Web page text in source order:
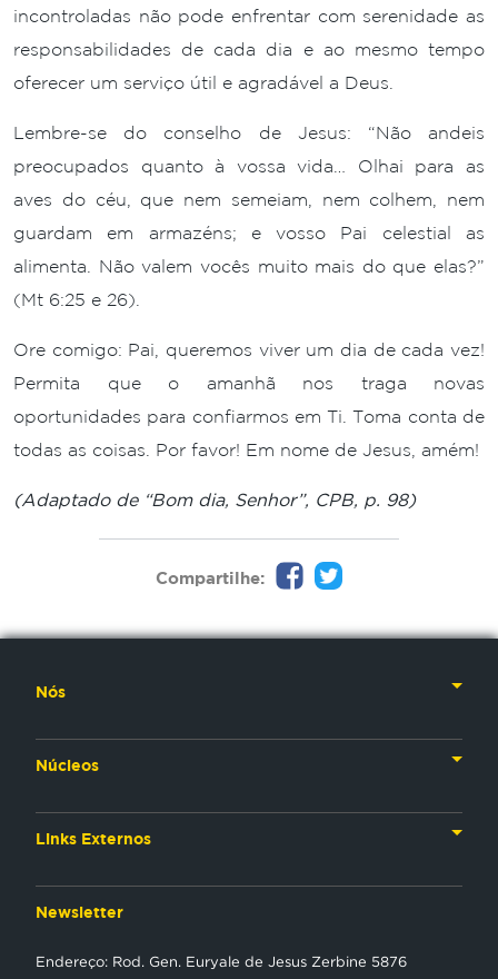
incontroladas não pode enfrentar com serenidade as
responsabilidades de cada dia e ao mesmo tempo
oferecer um serviço útil e agradável a Deus.
Lembre-se do conselho de Jesus: “Não andeis
preocupados quanto à vossa vida… Olhai para as
aves do céu, que nem semeiam, nem colhem, nem
guardam em armazéns; e vosso Pai celestial as
alimenta. Não valem vocês muito mais do que elas?”
(Mt 6:25 e 26).
Ore comigo: Pai, queremos viver um dia de cada vez!
Permita que o amanhã nos traga novas
oportunidades para confiarmos em Ti. Toma conta de
todas as coisas. Por favor! Em nome de Jesus, amém!
(Adaptado de “Bom dia, Senhor”, CPB, p. 98)
Compartilhe:
Nós
Núcleos
Links Externos
Newsletter
Endereço: Rod. Gen. Euryale de Jesus Zerbine 5876